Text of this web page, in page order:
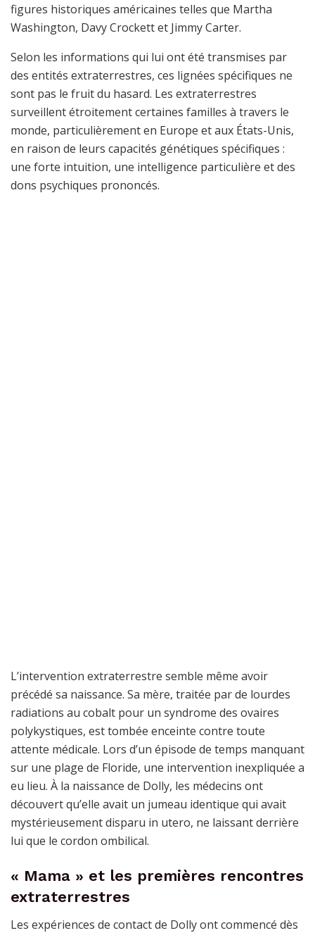
figures historiques américaines telles que Martha
Washington, Davy Crockett et Jimmy Carter.
Selon les informations qui lui ont été transmises par
des entités extraterrestres, ces lignées spécifiques ne
sont pas le fruit du hasard. Les extraterrestres
surveillent étroitement certaines familles à travers le
monde, particulièrement en Europe et aux États-Unis,
en raison de leurs capacités génétiques spécifiques :
une forte intuition, une intelligence particulière et des
dons psychiques prononcés.
L’intervention extraterrestre semble même avoir
précédé sa naissance. Sa mère, traitée par de lourdes
radiations au cobalt pour un syndrome des ovaires
polykystiques, est tombée enceinte contre toute
attente médicale. Lors d’un épisode de temps manquant
sur une plage de Floride, une intervention inexpliquée a
eu lieu. À la naissance de Dolly, les médecins ont
découvert qu’elle avait un jumeau identique qui avait
mystérieusement disparu in utero, ne laissant derrière
lui que le cordon ombilical.
« Mama » et les premières rencontres
extraterrestres
Les expériences de contact de Dolly ont commencé dès